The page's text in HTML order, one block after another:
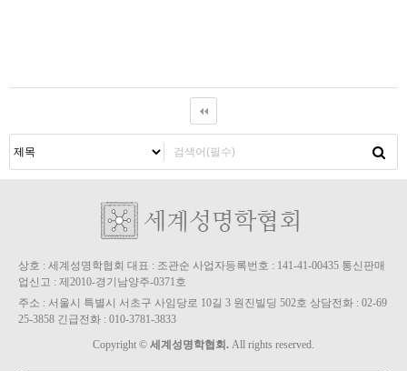
상호 : 세계성명학협회 대표 : 조관순 사업자등록번호 : 141-41-00435 통신판매
업신고 : 제2010-경기남양주-0371호
주소 : 서울시 특별시 서초구 사임당로 10길 3 원진빌딩 502호 상담전화 : 02-69
25-3858 긴급전화 : 010-3781-3833
Copyright © 세계성명학협회. All rights reserved.